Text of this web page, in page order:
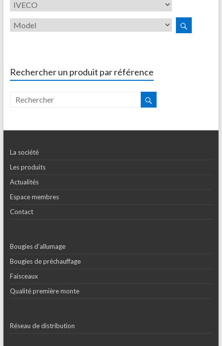
Rechercher un produit par référence
La société
Les produits
Actualités
Espace membres
Contact
Bougies d’allumage
Bougies de préchauffage
Faisceaux
Qualité première monte
Réseau de distribution